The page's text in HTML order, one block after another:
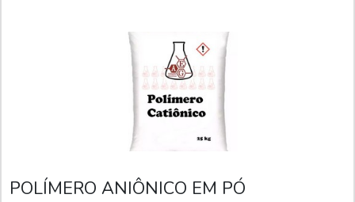
POLÍMERO ANIÔNICO EM PÓ